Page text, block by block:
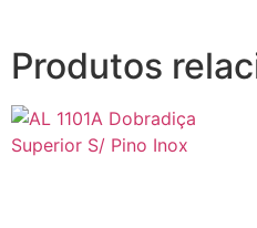
Produtos